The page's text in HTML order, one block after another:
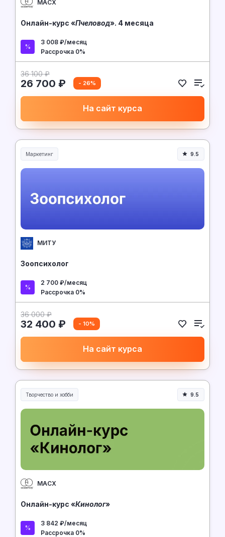
МАСХ
Онлайн-курс «Пчеловод». 4 месяца
3 008 ₽/месяц
Рассрочка 0%
36 100 ₽
26 700 ₽ - 26%
На сайт курса
Маркетинг 9.5
МИТУ
Зоопсихолог
2 700 ₽/месяц
Рассрочка 0%
36 000 ₽
32 400 ₽ - 10%
На сайт курса
Творчество и хобби
Творчество, контент и хобби
9.5
МАСХ
Онлайн-курс «Кинолог»
3 842 ₽/месяц
Рассрочка 0%